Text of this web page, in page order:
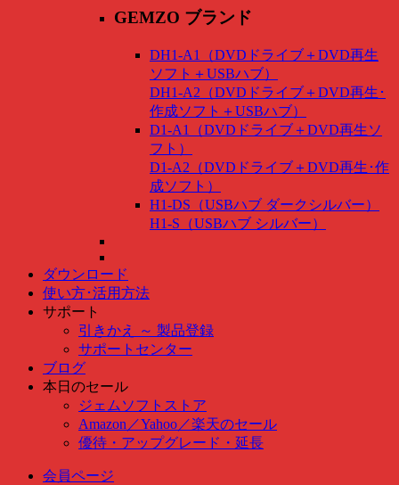
GEMZO ブランド
DH1-A1（DVDドライブ＋DVD再生
ソフト＋USBハブ）
DH1-A2（DVDドライブ＋DVD再生･
作成ソフト＋USBハブ）
D1-A1（DVDドライブ＋DVD再生ソ
フト）
D1-A2（DVDドライブ＋DVD再生･作
成ソフト）
H1-DS（USBハブ ダークシルバー）
H1-S（USBハブ シルバー）
ダウンロード
使い方･活用方法
サポート
引きかえ ～ 製品登録
サポートセンター
ブログ
本日のセール
ジェムソフトストア
Amazon ／Yahoo ／楽天のセール
優待・アップグレード・延長
会員ページ